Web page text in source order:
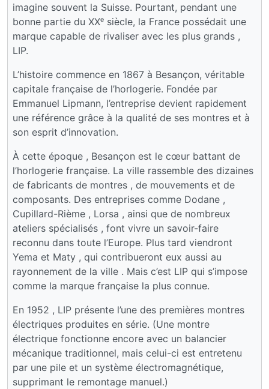
imagine souvent la Suisse. Pourtant, pendant une
bonne partie du XXᵉ siècle, la France possédait une
marque capable de rivaliser avec les plus grands ,
LIP.
L’histoire commence en 1867 à Besançon, véritable
capitale française de l’horlogerie. Fondée par
Emmanuel Lipmann, l’entreprise devient rapidement
une référence grâce à la qualité de ses montres et à
son esprit d’innovation.
À cette époque , Besançon est le cœur battant de
l’horlogerie française. La ville rassemble des dizaines
de fabricants de montres , de mouvements et de
composants. Des entreprises comme Dodane ,
Cupillard-Rième , Lorsa , ainsi que de nombreux
ateliers spécialisés , font vivre un savoir-faire
reconnu dans toute l’Europe. Plus tard viendront
Yema et Maty , qui contribueront eux aussi au
rayonnement de la ville . Mais c’est LIP qui s’impose
comme la marque française la plus connue.
En 1952 , LIP présente l’une des premières montres
électriques produites en série. (Une montre
électrique fonctionne encore avec un balancier
mécanique traditionnel, mais celui-ci est entretenu
par une pile et un système électromagnétique,
supprimant le remontage manuel.)